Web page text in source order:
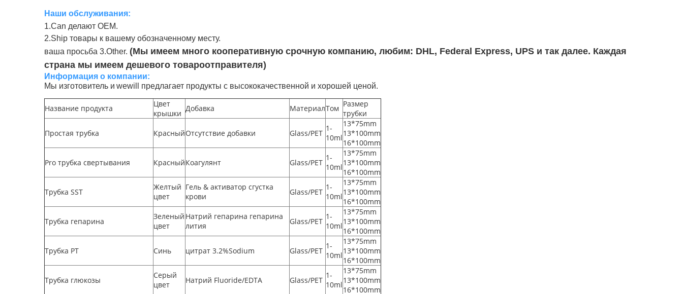
Наши обслуживания:
1.Can делают OEM.
2.Ship товары к вашему обозначенному месту.
ваша просьба 3.Other. (Мы имеем много кооперативную срочную компанию, любим: DHL, Federal Express, UPS и так далее. Каждая
страна мы имеем дешевого товароотправителя)
Информация о компании:
Мы изготовитель и wewill предлагает продукты с высококачественной и хорошей ценой.
Название продукта
Цвет
крышки
Добавка МатериалТом Размер
трубки
Простая трубка КрасныйОтсутствие добавки Glass/PET
1-
10ml
13*75mm
13*100mm
16*100mm
Pro трубка свертывания КрасныйКоагулянт Glass/PET
1-
10ml
13*75mm
13*100mm
16*100mm
Трубка SST
Желтый
цвет
Гель & активатор сгустка
крови
Glass/PET
1-
10ml
13*75mm
13*100mm
16*100mm
Трубка гепарина
Зеленый
цвет
Натрий гепарина гепарина
лития
Glass/PET
1-
10ml
13*75mm
13*100mm
16*100mm
Трубка PT Синь цитрат 3.2%Sodium Glass/PET
1-
10ml
13*75mm
13*100mm
16*100mm
Трубка глюкозы
Серый
цвет
Натрий Fluoride/EDTA Glass/PET
1-
10ml
13*75mm
13*100mm
16*100mm